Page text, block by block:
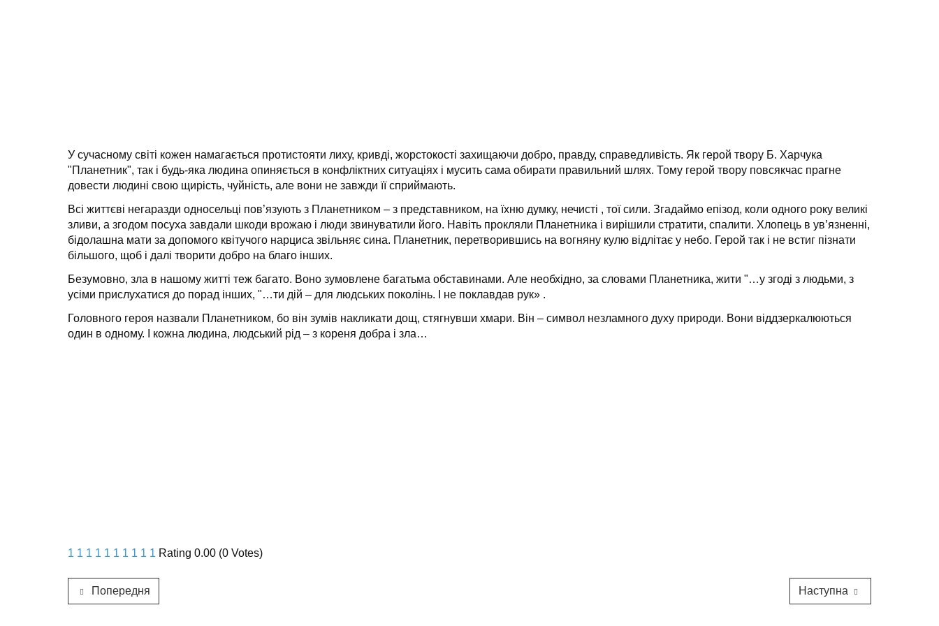
У сучасному світі кожен намагається протистояти лиху, кривді, жорстокості захищаючи добро, правду, справедливість. Як герой твору Б. Харчука
"Планетник", так і будь-яка людина опиняється в конфліктних ситуаціях і мусить сама обирати правильний шлях. Тому герой твору повсякчас прагне
довести людині свою щирість, чуйність, але вони не завжди її сприймають.
Всі життєві негаразди односельці пов’язують з Планетником – з представником, на їхню думку, нечисті , тої сили. Згадаймо епізод, коли одного року великі
зливи, а згодом посуха завдали шкоди врожаю і люди звинуватили його. Навіть прокляли Планетника і вирішили стратити, спалити. Хлопець в ув’язненні,
бідолашна мати за допомого квітучого нарциса звільняє сина. Планетник, перетворившись на вогняну кулю відлітає у небо. Герой так і не встиг пізнати
більшого, щоб і далі творити добро на благо інших.
Безумовно, зла в нашому житті теж багато. Воно зумовлене багатьма обставинами. Але необхідно, за словами Планетника, жити "…у згоді з людьми, з
усіми прислухатися до порад інших, "…ти дій – для людських поколінь. І не поклавдав рук» .
Головного героя назвали Планетником, бо він зумів накликати дощ, стягнувши хмари. Він – символ незламного духу природи. Вони віддзеркалюються
один в одному. І кожна людина, людський рід – з кореня добра і зла…
1 1 1 1 1 1 1 1 1 1 Rating 0.00 (0 Votes)
Попередня Наступна